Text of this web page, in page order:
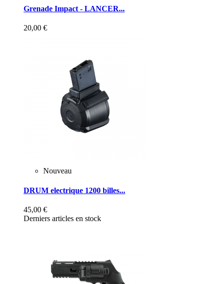
Grenade Impact - LANCER...
20,00 €
Nouveau
DRUM electrique 1200 billes...
45,00 €
Derniers articles en stock